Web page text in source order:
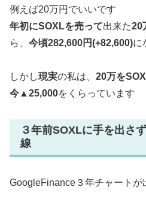
例えば20万円でいいです
年初にSOXLを売って出来た20
ら、 今頃282,600円(+82,600)に
しかし現実の私は、 20万を
今▲25,000をくらっています
３年前SOXLに手を出さ
線
GoogleFinance３年チャート